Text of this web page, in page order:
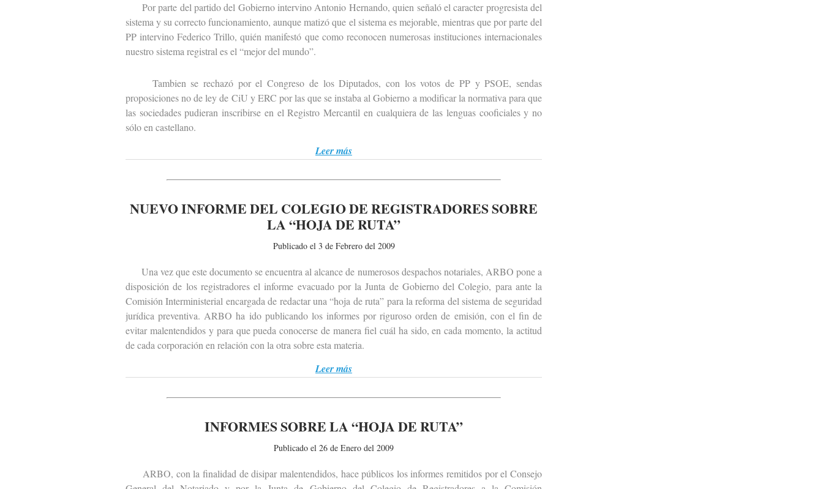
Por parte del partido del Gobierno intervino Antonio Hernando, quien señaló el caracter progresista del
sistema y su correcto funcionamiento, aunque matizó que el sistema es mejorable, mientras que por parte del
PP intervino Federico Trillo, quién manifestó que como reconocen numerosas instituciones internacionales
nuestro sistema registral es el “mejor del mundo”.
Tambien se rechazó por el Congreso de los Diputados, con los votos de PP y PSOE, sendas
proposiciones no de ley de CiU y ERC por las que se instaba al Gobierno a modificar la normativa para que
las sociedades pudieran inscribirse en el Registro Mercantil en cualquiera de las lenguas cooficiales y no
sólo en castellano.
Leer más
NUEVO INFORME DEL COLEGIO DE REGISTRADORES SOBRE
LA “HOJA DE RUTA”
Publicado el 3 de Febrero del 2009
Una vez que este documento se encuentra al alcance de numerosos despachos notariales, ARBO pone a
disposición de los registradores el informe evacuado por la Junta de Gobierno del Colegio, para ante la
Comisión Interministerial encargada de redactar una “hoja de ruta” para la reforma del sistema de seguridad
jurídica preventiva. ARBO ha ido publicando los informes por riguroso orden de emisión, con el fin de
evitar malentendidos y para que pueda conocerse de manera fiel cuál ha sido, en cada momento, la actitud
de cada corporación en relación con la otra sobre esta materia.
Leer más
INFORMES SOBRE LA “HOJA DE RUTA”
Publicado el 26 de Enero del 2009
ARBO, con la finalidad de disipar malentendidos, hace públicos los informes remitidos por el Consejo